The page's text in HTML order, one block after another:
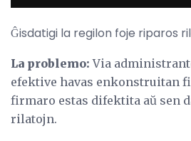
Ĝisdatigi la regilon foje riparos
La problemo: Via
efektive havas enkonstruitan
firmaro estas difektita aŭ sen
rilatojn.